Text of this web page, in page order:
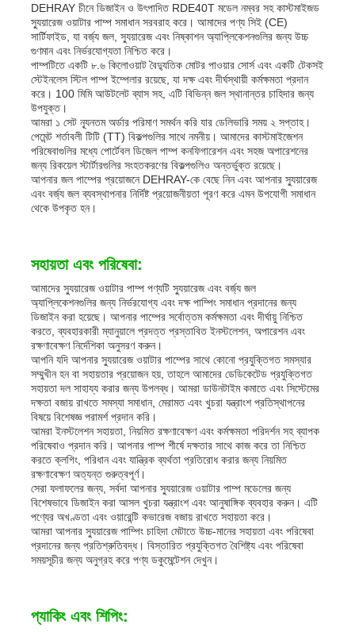
DEHRAY চীনে ডিজাইন ও উৎপাদিত RDE40T মডেল নম্বর সহ কাস্টমাইজড
স্যুয়ারেজ ওয়াটার পাম্প সমাধান সরবরাহ করে। আমাদের পণ্য সিই (CE)
সার্টিফাইড, যা বর্জ্য জল, স্যুয়ারেজ এবং নিষ্কাশন অ্যাপ্লিকেশনগুলির জন্য উচ্চ
গুণমান এবং নির্ভরযোগ্যতা নিশ্চিত করে।
পাম্পটিতে একটি ৮.৬ কিলোওয়াট বৈদ্যুতিক মোটর পাওয়ার সোর্স এবং একটি টেকসই
স্টেইনলেস স্টিল পাম্প ইম্পেলার রয়েছে, যা দক্ষ এবং দীর্ঘস্থায়ী কর্মক্ষমতা প্রদান
করে। 100 মিমি আউটলেট ব্যাস সহ, এটি বিভিন্ন জল স্থানান্তর চাহিদার জন্য
উপযুক্ত।
আমরা ১ সেট ন্যূনতম অর্ডার পরিমাণ সমর্থন করি যার ডেলিভারি সময় ২ সপ্তাহ।
পেমেন্ট শর্তাবলী টিটি (TT) বিকল্পগুলির সাথে নমনীয়। আমাদের কাস্টমাইজেশন
পরিষেবাগুলির মধ্যে পোর্টেবল ডিজেল পাম্প কনফিগারেশন এবং সহজ অপারেশনের
জন্য রিকয়েল স্টার্টারগুলির সংহতকরণের বিকল্পগুলিও অন্তর্ভুক্ত রয়েছে।
আপনার জল পাম্পের প্রয়োজনে DEHRAY-কে বেছে নিন এবং আপনার স্যুয়ারেজ
এবং বর্জ্য জল ব্যবস্থাপনার নির্দিষ্ট প্রয়োজনীয়তা পূরণ করে এমন উপযোগী সমাধান
থেকে উপকৃত হন।
সহায়তা এবং পরিষেবা:
আমাদের স্যুয়ারেজ ওয়াটার পাম্প পণ্যটি স্যুয়ারেজ এবং বর্জ্য জল
অ্যাপ্লিকেশনগুলির জন্য নির্ভরযোগ্য এবং দক্ষ পাম্পিং সমাধান প্রদানের জন্য
ডিজাইন করা হয়েছে। আপনার পাম্পের সর্বোত্তম কর্মক্ষমতা এবং দীর্ঘায়ু নিশ্চিত
করতে, ব্যবহারকারী ম্যানুয়ালে প্রদত্ত প্রস্তাবিত ইনস্টলেশন, অপারেশন এবং
রক্ষণাবেক্ষণ নির্দেশিকা অনুসরণ করুন।
আপনি যদি আপনার স্যুয়ারেজ ওয়াটার পাম্পের সাথে কোনো প্রযুক্তিগত সমস্যার
সম্মুখীন হন বা সহায়তার প্রয়োজন হয়, তাহলে আমাদের ডেডিকেটেড প্রযুক্তিগত
সহায়তা দল সাহায্য করার জন্য উপলব্ধ। আমরা ডাউনটাইম কমাতে এবং সিস্টেমের
দক্ষতা বজায় রাখতে সমস্যা সমাধান, মেরামত এবং খুচরা যন্ত্রাংশ প্রতিস্থাপনের
বিষয়ে বিশেষজ্ঞ পরামর্শ প্রদান করি।
আমরা ইনস্টলেশন সহায়তা, নিয়মিত রক্ষণাবেক্ষণ এবং কর্মক্ষমতা পরিদর্শন সহ ব্যাপক
পরিষেবাও প্রদান করি। আপনার পাম্প শীর্ষে দক্ষতার সাথে কাজ করে তা নিশ্চিত
করতে ক্লগিং, পরিধান এবং যান্ত্রিক ব্যর্থতা প্রতিরোধ করার জন্য নিয়মিত
রক্ষণাবেক্ষণ অত্যন্ত গুরুত্বপূর্ণ।
সেরা ফলাফলের জন্য, সর্বদা আপনার স্যুয়ারেজ ওয়াটার পাম্প মডেলের জন্য
বিশেষভাবে ডিজাইন করা আসল খুচরা যন্ত্রাংশ এবং আনুষাঙ্গিক ব্যবহার করুন। এটি
পণ্যের অখণ্ডতা এবং ওয়ারেন্টি কভারেজ বজায় রাখতে সহায়তা করে।
আমরা আপনার স্যুয়ারেজ পাম্পিং চাহিদা মেটাতে উচ্চ-মানের সহায়তা এবং পরিষেবা
প্রদানের জন্য প্রতিশ্রুতিবদ্ধ। বিস্তারিত প্রযুক্তিগত বৈশিষ্ট্য এবং পরিষেবা
সময়সূচীর জন্য অনুগ্রহ করে পণ্য ডকুমেন্টেশন দেখুন।
প্যাকিং এবং শিপিং: